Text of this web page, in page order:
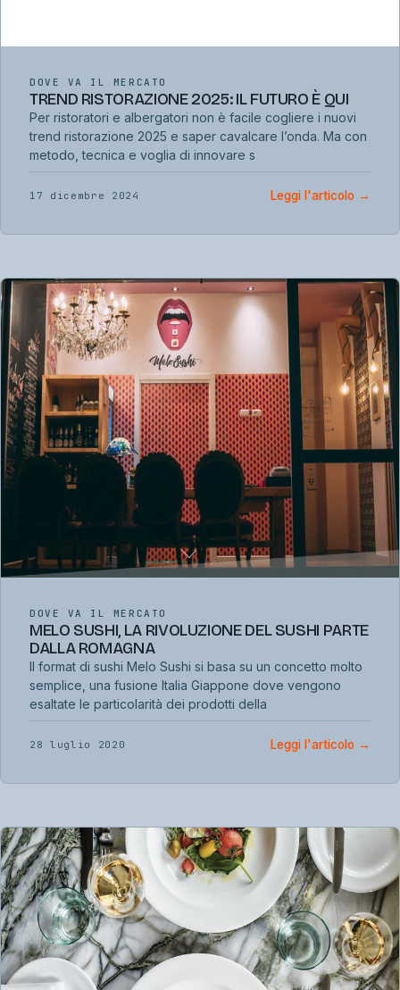
DOVE VA IL MERCATO
TREND RISTORAZIONE 2025: IL FUTURO È QUI
Per ristoratori e albergatori non è facile cogliere i nuovi
trend ristorazione 2025 e saper cavalcare l’onda. Ma con
metodo, tecnica e voglia di innovare s
17 dicembre 2024 Leggi l'articolo →
DOVE VA IL MERCATO
MELO SUSHI, LA RIVOLUZIONE DEL SUSHI PARTE
DALLA ROMAGNA
Il format di sushi Melo Sushi si basa su un concetto molto
semplice, una fusione Italia Giappone dove vengono
esaltate le particolarità dei prodotti della
28 luglio 2020 Leggi l'articolo →